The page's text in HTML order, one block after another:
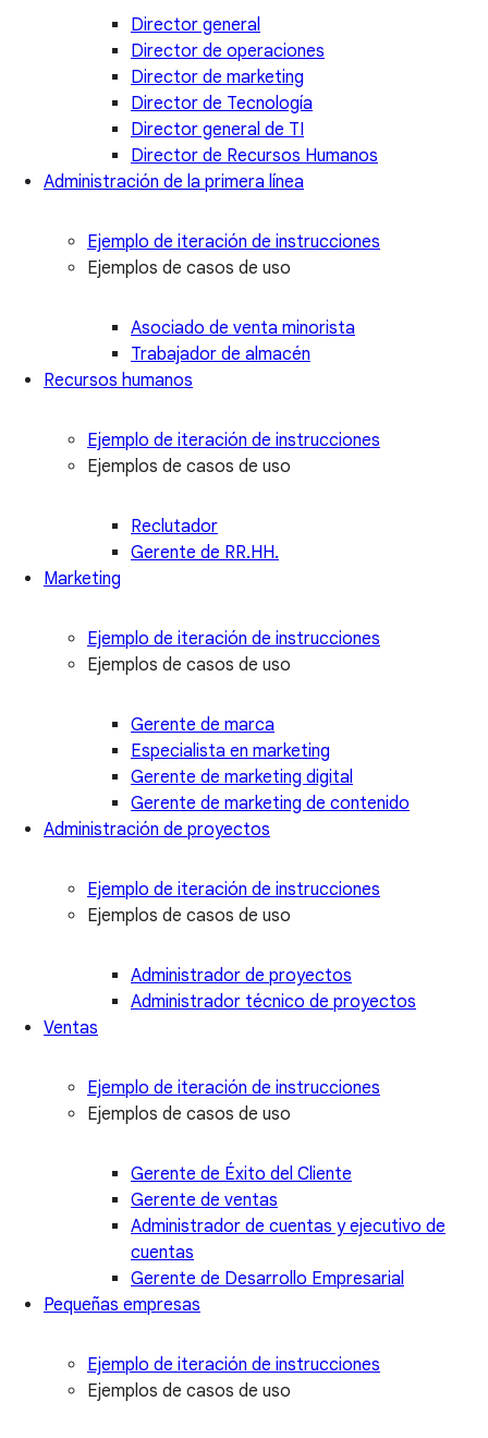
Director general
Director de operaciones
Director de marketing
Director de Tecnología
Director general de TI
Director de Recursos Humanos
Administración de la primera línea
Ejemplo de iteración de instrucciones
Ejemplos de casos de uso
Asociado de venta minorista
Trabajador de almacén
Recursos humanos
Ejemplo de iteración de instrucciones
Ejemplos de casos de uso
Reclutador
Gerente de RR.HH.
Marketing
Ejemplo de iteración de instrucciones
Ejemplos de casos de uso
Gerente de marca
Especialista en marketing
Gerente de marketing digital
Gerente de marketing de contenido
Administración de proyectos
Ejemplo de iteración de instrucciones
Ejemplos de casos de uso
Administrador de proyectos
Administrador técnico de proyectos
Ventas
Ejemplo de iteración de instrucciones
Ejemplos de casos de uso
Gerente de Éxito del Cliente
Gerente de ventas
Administrador de cuentas y ejecutivo de
cuentas
Gerente de Desarrollo Empresarial
Pequeñas empresas
Ejemplo de iteración de instrucciones
Ejemplos de casos de uso